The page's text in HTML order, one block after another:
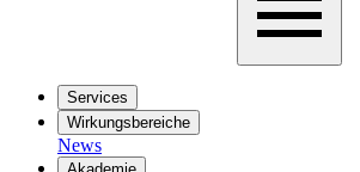
Services
Wirkungsbereiche
News